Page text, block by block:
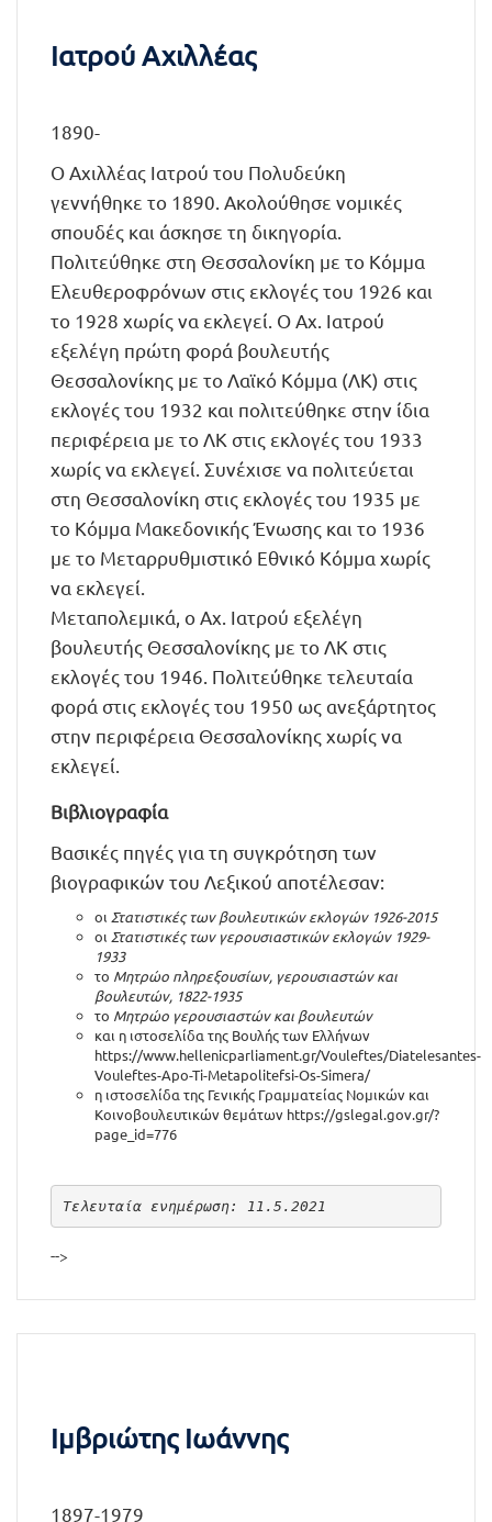
Ιατρού Αχιλλέας
1890-
Ο Αχιλλέας Ιατρού του Πολυδεύκη
γεννήθηκε το 1890. Ακολούθησε νομικές
σπουδές και άσκησε τη δικηγορία.
Πολιτεύθηκε στη Θεσσαλονίκη με το Κόμμα
Ελευθεροφρόνων στις εκλογές του 1926 και
το 1928 χωρίς να εκλεγεί. Ο Αχ. Ιατρού
εξελέγη πρώτη φορά βουλευτής
Θεσσαλονίκης με το Λαϊκό Κόμμα (ΛΚ) στις
εκλογές του 1932 και πολιτεύθηκε στην ίδια
περιφέρεια με το ΛΚ στις εκλογές του 1933
χωρίς να εκλεγεί. Συνέχισε να πολιτεύεται
στη Θεσσαλονίκη στις εκλογές του 1935 με
το Κόμμα Μακεδονικής Ένωσης και το 1936
με το Μεταρρυθμιστικό Εθνικό Κόμμα χωρίς
να εκλεγεί.
Μεταπολεμικά, ο Αχ. Ιατρού εξελέγη
βουλευτής Θεσσαλονίκης με το ΛΚ στις
εκλογές του 1946. Πολιτεύθηκε τελευταία
φορά στις εκλογές του 1950 ως ανεξάρτητος
στην περιφέρεια Θεσσαλονίκης χωρίς να
εκλεγεί.
Βιβλιογραφία
Βασικές πηγές για τη συγκρότηση των
βιογραφικών του Λεξικού αποτέλεσαν:
οι Στατιστικές των βουλευτικών εκλογών 1926-2015
οι Στατιστικές των γερουσιαστικών εκλογών 1929-
1933
το Μητρώο πληρεξουσίων, γερουσιαστών και
βουλευτών, 1822-1935
το Μητρώο γερουσιαστών και βουλευτών
και η ιστοσελίδα της Βουλής των Ελλήνων
https://www.hellenicparliament.gr/Vouleftes/Diatelesantes-
Vouleftes-Apo-Ti-Metapolitefsi-Os-Simera/
η ιστοσελίδα της Γενικής Γραμματείας Νομικών και
Κοινοβουλευτικών θεμάτων https://gslegal.gov.gr/?
page_id=776
Τελευταία ενημέρωση: 11.5.2021
-->
Ιμβριώτης Ιωάννης
1897-1979